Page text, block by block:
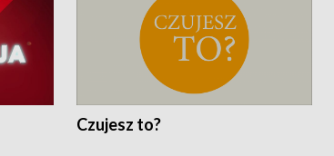
Czujesz to?